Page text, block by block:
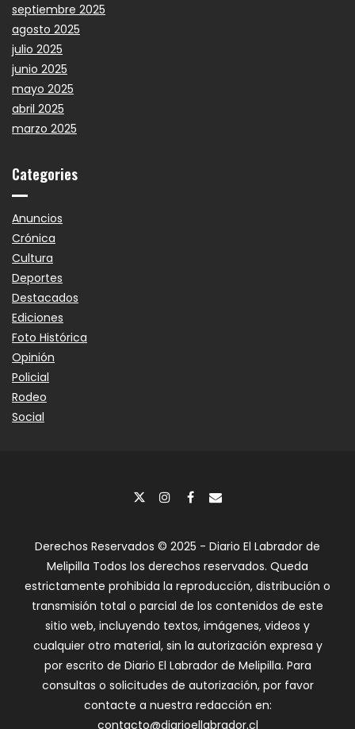
septiembre 2025
agosto 2025
julio 2025
junio 2025
mayo 2025
abril 2025
marzo 2025
Categories
Anuncios
Crónica
Cultura
Deportes
Destacados
Ediciones
Foto Histórica
Opinión
Policial
Rodeo
Social
Derechos Reservados © 2025 - Diario El Labrador de
Melipilla Todos los derechos reservados. Queda
estrictamente prohibida la reproducción, distribución o
transmisión total o parcial de los contenidos de este
sitio web, incluyendo textos, imágenes, videos y
cualquier otro material, sin la autorización expresa y
por escrito de Diario El Labrador de Melipilla. Para
consultas o solicitudes de autorización, por favor
contacte a nuestra redacción en:
contacto@diarioellabrador.cl